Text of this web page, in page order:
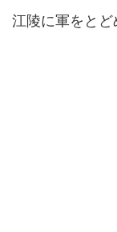
江陵に軍をとど